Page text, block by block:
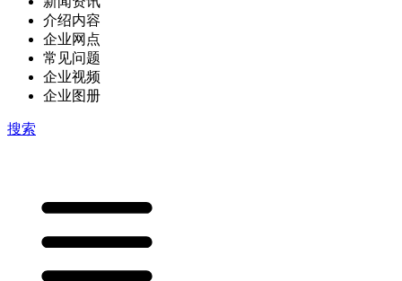
介绍内容
企业网点
常见问题
企业视频
企业图册
搜索